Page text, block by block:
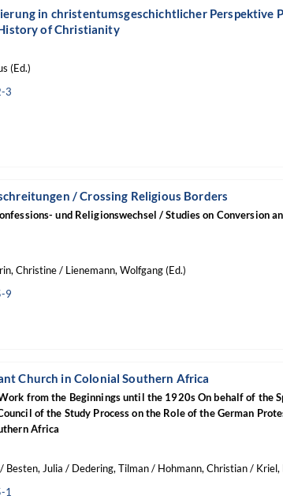
in christentumsgeschichtlicher Perspektive
of Christianity
(Ed.)
3
/ Crossing Religious Borders
und Religionswechsel / Studies on Conversion
Christine / Lienemann, Wolfgang (Ed.)
9
Church in Colonial Southern Africa
from the Beginnings until the 1920s On behalf of the
of the Study Process on the Role of the German
Africa
Besten, Julia / Dedering, Tilman / Hohmann, Christian / Kriel,
1